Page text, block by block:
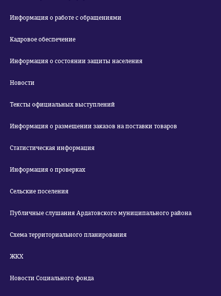
Информация о работе с обращениями
Кадровое обеспечение
Информация о состоянии защиты населения
Новости
Тексты официальных выступлений
Информация о размещении заказов на поставки товаров
Статистическая информация
Информация о проверках
Сельские поселения
Публичные слушания Ардатовского муниципального района
Схема территориального планирования
ЖКХ
Новости Социального фонда